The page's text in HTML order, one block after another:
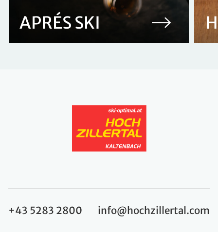
APRÉS SKI
+43 5283 2800 info@hochzillertal.com